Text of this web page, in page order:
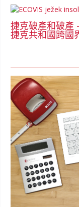
捷克破產和破產
捷克共和國跨國